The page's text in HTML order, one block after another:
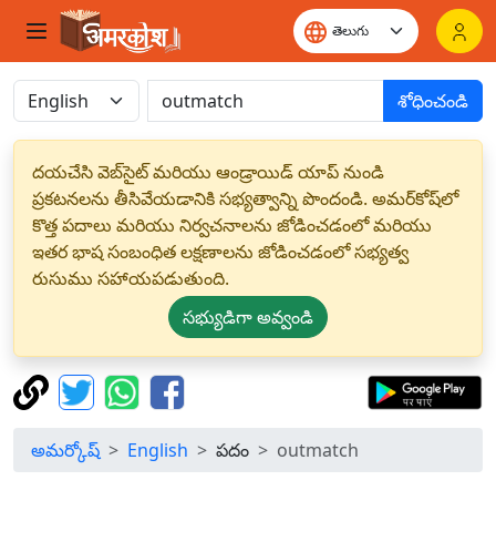
శోధించండి
దయచేసి వెబ్‌సైట్ మరియు ఆండ్రాయిడ్ యాప్ నుండి
ప్రకటనలను తీసివేయడానికి సభ్యత్వాన్ని పొందండి. అమర్‌కోష్‌లో
కొత్త పదాలు మరియు నిర్వచనాలను జోడించడంలో మరియు
ఇతర భాష సంబంధిత లక్షణాలను జోడించడంలో సభ్యత్వ
రుసుము సహాయపడుతుంది.
సభ్యుడిగా అవ్వండి
అమర్కోష్ English పదం outmatch